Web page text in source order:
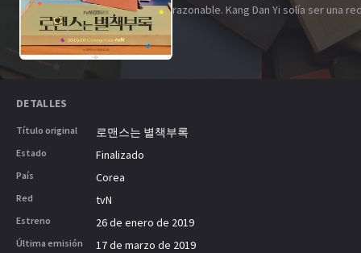
razonable. Kang Dan Yi solía ser una
es. Ella ahora está en bancarrota y
intenta encontrar un trabajo, debido a
excelente formación académica, no
trabajo. Finalmente, Kang Dan Yi
ellos.
DETALLES
Título original 로맨스는 별책부록
Estado Finalizado
País Corea
Red tvN
Estreno 26 de enero de 2019
Última emisión 17 de marzo de 2019